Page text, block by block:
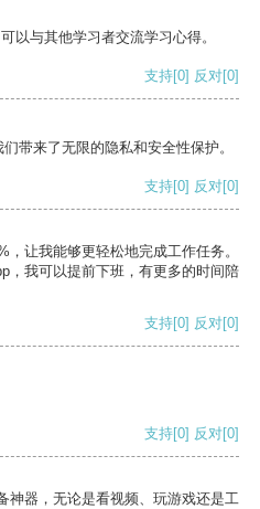
以与其他学习者交流学习心得。
支持[0] 反对[0]
带来了无限的隐私和安全性保护。
支持[0] 反对[0]
让我能够更轻松地完成工作任务。
，我可以提前下班，有更多的时间陪
支持[0] 反对[0]
支持[0] 反对[0]
神器，无论是看视频、玩游戏还是工